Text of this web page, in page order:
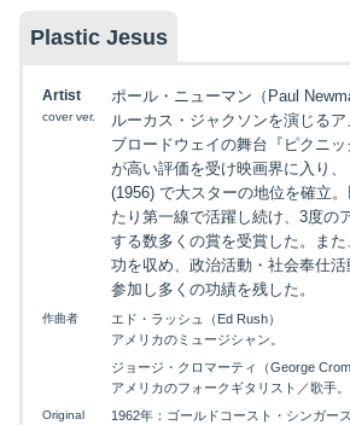
Plastic Jesus
Artist
cover ver.
ポール・ニューマン（Paul
ルーカス・ジャクソンを演じるア
ブロードウェイの舞台『ピクニ
が高い評価を受け映画界に入り、
(1956) で大スターの地位を確立
たり第一線で活躍し続け、3度の
する数多くの賞を受賞した。ま
功を収め、政治活動・社会奉仕
参加し多くの功績を残した。
作曲者
エド・ラッシュ（Ed Rush）
アメリカのミュージシャン。
ジョージ・クロマーティ（George
アメリカのフォークギタリスト／歌手。
Original
1962年：ゴールドコースト・シンガー